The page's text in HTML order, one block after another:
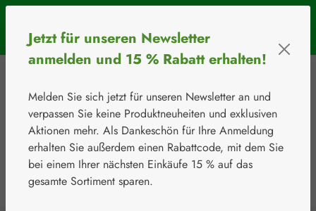
RabattcodeBIOS55 € Rabatt ab einem Warenkorbwert von 50 €.
Werkzeugleiste anzeigen
Jetzt für unseren Newsletter
anmelden und 15 % Rabatt erhalten!
Melden Sie sich jetzt für unseren Newsletter an und
verpassen Sie keine Produktneuheiten und exklusiven
Aktionen mehr. Als Dankeschön für Ihre Anmeldung
erhalten Sie außerdem einen Rabattcode, mit dem Sie
bei einem Ihrer nächsten Einkäufe 15 % auf das
gesamte Sortiment sparen.